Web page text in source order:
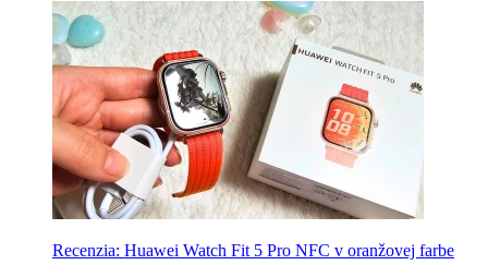
Recenzia: Huawei Watch Fit 5 Pro NFC v oranžovej farbe